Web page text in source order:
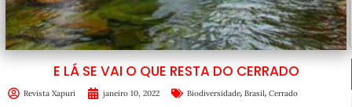
E LÁ SE VAI O QUE RESTA DO CERRADO
Revista Xapuri janeiro 10, 2022 Biodiversidade, Brasil, Cerrado